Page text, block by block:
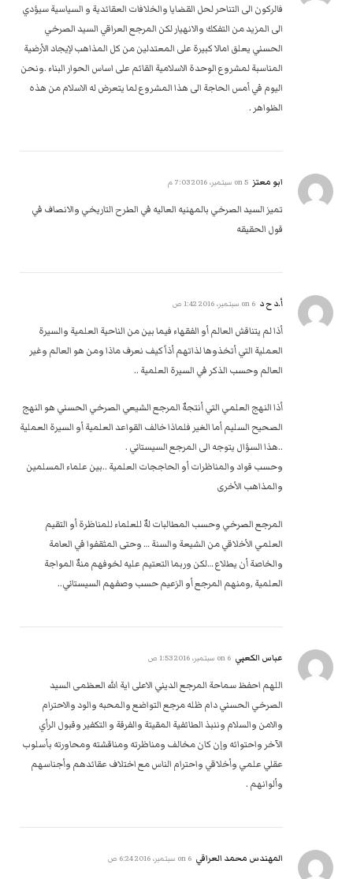
فالركون الى التناحر لحل القضايا والخلافات العقائدية و السياسية سيؤدي
الى المزيد من التفكك والانهيار لكن المرجع العراقي السيد الصرخي
الحسني يعلق امالا كبيرة على المعتدلين من كل المذاهب لإيجاد الأرضية
المناسبة لمشروع الوحدة الاسلامية القائم على اساس الحوار البناء .ونحن
اليوم في أمس الحاجة الى هذا المشروع لما يتعرض له الاسلام من هذه
الظواهر .
ابو معتز 5 سبتمبر، 2016 7:03 م
تميز السيد الصرخي بالمهنيه العاليه في الطرح التاريخي والانصاف في
قول الحقيقه
أ.د ح د 6 سبتمبر، 2016 1:42 ص
أذا لم يتناقش العالم أو الفقهاء فيما بين من الناحية العلمية والسيرة
العملية التي أتخذوها لذاتهم أذاً كيف نعرف ماذا ومن هو العالم وغير
العالم وحسب الذكر في السيرة العلمية ..
أذا النهج العلمي التي أنتجهٌ المرجع الشيعي الصرخي الحسني هو النهج
الصحيح السليم أما الغير فلماذا خالف القواعد العلمية أو السيرة العملية
..هذا السؤال يتوجه الى المرجع السيستاني .
وحسب قواد والمناظرات أو الحاججات العلمية ..بين علماء المسلمين
والمذاهب الأخرى
المرجع الصرخي وحسب المطالبات لهٌ للعلماء للمناظرة أو التقيم
العلمي الأخلاقي من الشيعة والسنة … وحتى المثقفوا في العامة
والخاصة أن يطلاع …لكن وربما التعتيم عليه لخوفهم منهٌ المواجة
العلمية ,ومنهم المرجع أو الزعيم حسب وصفهم السيستاني..
عباس الكعبي 6 سبتمبر، 2016 1:53 ص
اللهم احفظ سماحة المرجع الديني الاعلى اية الله العظمى السيد
الصرخي الحسني دام ظله مرجع التواضع والمحبه والود والاحترام
والامن والسلام وننبذ الطائفية المقيتة والفرقة و التكفير وقبول الرأي
الآخر واحتوائه وإن كان مخالف ومناظرته ومناقشته ومحاورته بأسلوب
عقلي علمي وأخلاقي واحترام الناس مع اختلاف عقائدهم وأجناسهم
وألوانهم .
المهندس محمد العراقي 6 سبتمبر، 2016 6:24 ص